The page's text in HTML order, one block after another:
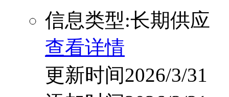
信息类型:长期供应
查看详情
更新时间2026/3/31